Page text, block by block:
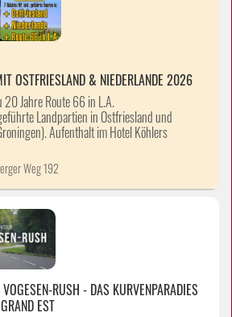
OSTFRIESLAND & NIEDERLANDE 2026
20 Jahre Route 66 in L.A.
Landpartien in Ostfriesland und
Aufenthalt im Hotel Köhlers
Weg 192
RUSH - DAS KURVENPARADIES
EST